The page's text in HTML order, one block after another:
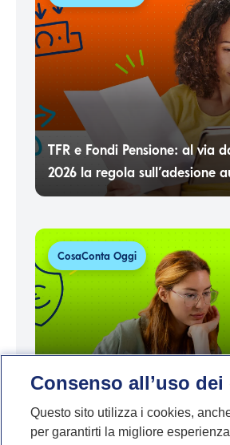
TFR e Fondi Pensione: al via
2026 la regola sull’adesione
CosaConta Oggi
Soft saving e revenge saving:
risparmiare senza rinunciare
Consenso all’uso
Questo sito utilizza i cookies,
per garantirti la migliore